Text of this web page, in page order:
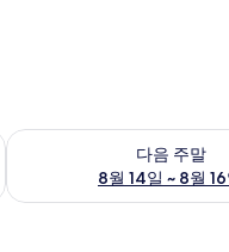
8월 9일
다음 주말
8월 14일 ~ 8월 16
다음 주말 예약 가능 여부